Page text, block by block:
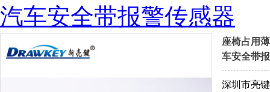
汽车安全带报警传感器
座椅占用
车安全带
深圳市亮